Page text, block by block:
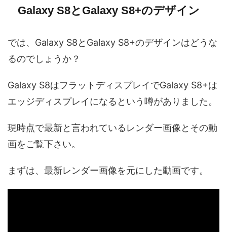
Galaxy S8とGalaxy S8+のデザイン
では、Galaxy S8とGalaxy S8+のデザインはどうな
るのでしょうか？
Galaxy S8はフラットディスプレイでGalaxy S8+は
エッジディスプレイになるという噂がありました。
現時点で最新と言われているレンダー画像とその動
画をご覧下さい。
まずは、最新レンダー画像を元にした動画です。